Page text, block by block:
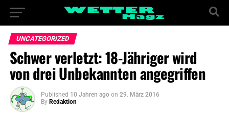
UNCATEGORIZED
Schwer verletzt: 18-Jähriger wird
von drei Unbekannten angegriffen
Published 10 Jahren ago on 29. März 2016
By Redaktion